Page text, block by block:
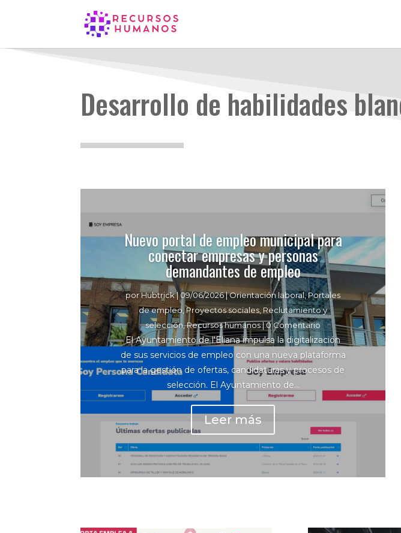
Desarrollo de habilidades
Nuevo portal de empleo municipal para
conectar empresas y personas
demandantes de empleo
porHubtrick|09/06/2026|Orientación laboral,Portales
de empleo ,Proyectos sociales, Reclutamiento y
selección,Recursos humanos| 0 Comentario
El Ayuntamiento de l'Eliana impulsa la digitalización
de sus servicios de empleo con una nueva plataforma
para la gestión de ofertas, candidaturas y procesos de
selección. El Ayuntamiento de...
Leer más